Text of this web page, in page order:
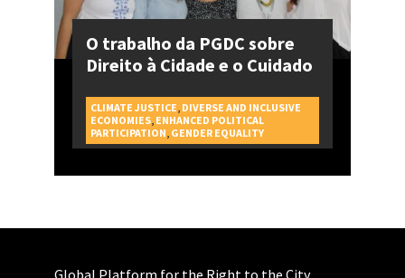
O trabalho da PGDC sobre
Direito à Cidade e o Cuidado
CAMPAGNES
CLIMATE JUSTICE DIVERSE AND INCLUSIVE
ECONOMIES, ENHANCED POLITICAL
PARTICIPATION GENDER EQUALITY